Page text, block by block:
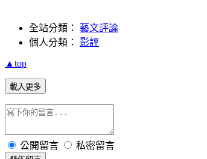
全站分類： 藝文評論
個人分類： 影評
▲top
載入更多
公開留言 私密留言